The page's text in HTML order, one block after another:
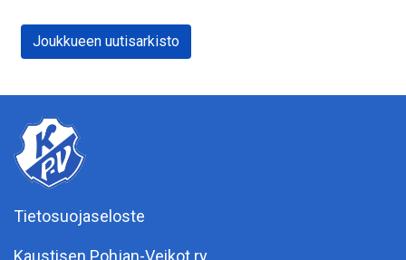
Joukkueen uutisarkisto
Tietosuojaseloste
Kaustisen Pohjan-Veikot ry.